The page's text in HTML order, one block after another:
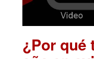
¿Por qué